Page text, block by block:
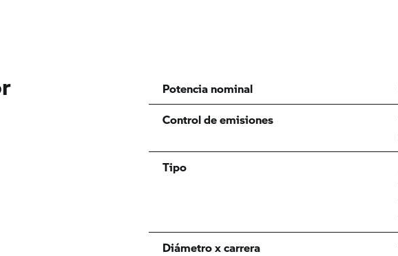
Potencia nominal
Control de emisiones
Tipo
Diámetro x carrera